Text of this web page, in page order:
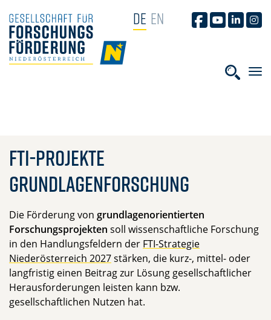
HOME
DE EN GFF AUF
GFF AUF
GFFGFF
FTI-Projekte
Grundlagenforschung
Die Förderung von grundlagenorientierten
Forschungsprojekten soll wissenschaftliche Forschung
in den Handlungsfeldern der FTI-Strategie
Niederösterreich 2027stärken, die kurz-, mittel- oder
langfristig einen Beitrag zur Lösung gesellschaftlicher
Herausforderungen leisten kann bzw.
gesellschaftlichen Nutzen hat.